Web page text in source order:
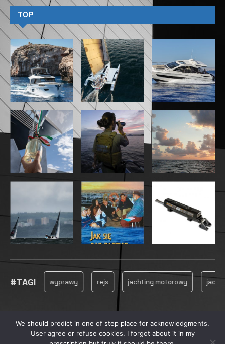
TOP
#TAGI wyprawy rejs jachting motorowy jachting
© 2025, MARINECONSULTING
We should predict in one of step place for acknowledgments.
User agree or refuse cookies. I forgot about it in my